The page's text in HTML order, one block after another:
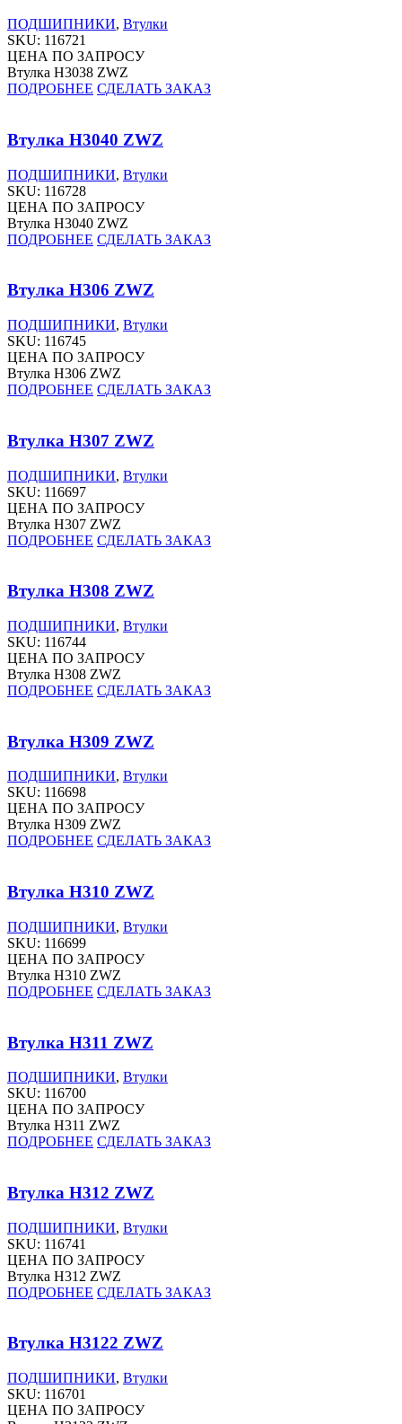
ПОДШИПНИКИ, Втулки
SKU: 116721
ЦЕНА ПО ЗАПРОСУ
Втулка H3038 ZWZ
ПОДРОБНЕЕ СДЕЛАТЬ ЗАКАЗ
Втулка H3040 ZWZ
ПОДШИПНИКИ, Втулки
SKU: 116728
ЦЕНА ПО ЗАПРОСУ
Втулка H3040 ZWZ
ПОДРОБНЕЕ СДЕЛАТЬ ЗАКАЗ
Втулка H306 ZWZ
ПОДШИПНИКИ, Втулки
SKU: 116745
ЦЕНА ПО ЗАПРОСУ
Втулка H306 ZWZ
ПОДРОБНЕЕ СДЕЛАТЬ ЗАКАЗ
Втулка H307 ZWZ
ПОДШИПНИКИ, Втулки
SKU: 116697
ЦЕНА ПО ЗАПРОСУ
Втулка H307 ZWZ
ПОДРОБНЕЕ СДЕЛАТЬ ЗАКАЗ
Втулка H308 ZWZ
ПОДШИПНИКИ, Втулки
SKU: 116744
ЦЕНА ПО ЗАПРОСУ
Втулка H308 ZWZ
ПОДРОБНЕЕ СДЕЛАТЬ ЗАКАЗ
Втулка H309 ZWZ
ПОДШИПНИКИ, Втулки
SKU: 116698
ЦЕНА ПО ЗАПРОСУ
Втулка H309 ZWZ
ПОДРОБНЕЕ СДЕЛАТЬ ЗАКАЗ
Втулка H310 ZWZ
ПОДШИПНИКИ, Втулки
SKU: 116699
ЦЕНА ПО ЗАПРОСУ
Втулка H310 ZWZ
ПОДРОБНЕЕ СДЕЛАТЬ ЗАКАЗ
Втулка H311 ZWZ
ПОДШИПНИКИ, Втулки
SKU: 116700
ЦЕНА ПО ЗАПРОСУ
Втулка H311 ZWZ
ПОДРОБНЕЕ СДЕЛАТЬ ЗАКАЗ
Втулка H312 ZWZ
ПОДШИПНИКИ, Втулки
SKU: 116741
ЦЕНА ПО ЗАПРОСУ
Втулка H312 ZWZ
ПОДРОБНЕЕ СДЕЛАТЬ ЗАКАЗ
Втулка H3122 ZWZ
ПОДШИПНИКИ, Втулки
SKU: 116701
ЦЕНА ПО ЗАПРОСУ